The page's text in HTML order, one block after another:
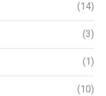
(14)
(3)
(1)
(10)